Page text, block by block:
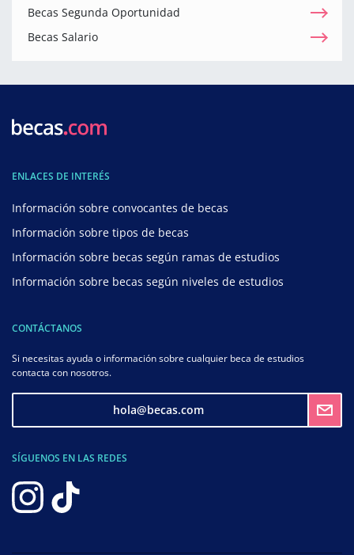
Becas Segunda Oportunidad
Becas Salario
ENLACES DE INTERÉS
Información sobre convocantes de becas
Información sobre tipos de becas
Información sobre becas según ramas de estudios
Información sobre becas según niveles de estudios
CONTÁCTANOS
Si necesitas ayuda o información sobre cualquier beca de estudios
contacta con nosotros.
hola@becas.com
SÍGUENOS EN LAS REDES